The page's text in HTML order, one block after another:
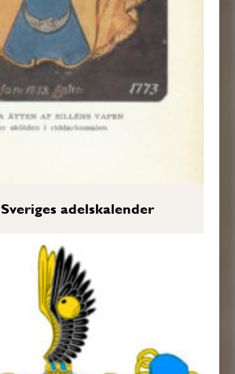
Sveriges adelskalender